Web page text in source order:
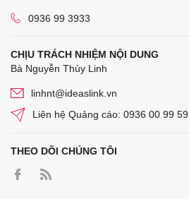
0936 99 3933
CHỊU TRÁCH NHIỆM NỘI DUNG
Bà Nguyễn Thùy Linh
linhnt@ideaslink.vn
Liên hệ Quảng cáo: 0936 00 99 59
THEO DÕI CHÚNG TÔI